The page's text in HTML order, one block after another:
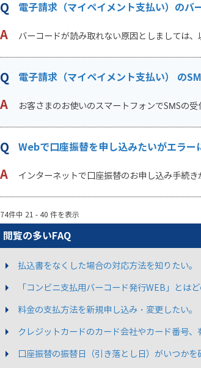
電子請求（マイペイメント支払い）のバ
バーコードが読み取れない原因としましては
電子請求（マイペイメント支払い） の
お客さまのお使いのスマートフォンでSMSの
Webで口座振替を申し込みたいがエラー
インターネットで口座振替のお申し込み手続
74件中 21 - 40 件を表示
閲覧の多いFAQ
払込書をなくした場合の対応方法を知りたい。
「コンビニ支払用バーコード発行WEB」とは
料金の支払方法を新規申し込み・変更したい。
クレジットカードのカード会社やカード番号、
口座振替の振替日（引き落とし日）がいつかを